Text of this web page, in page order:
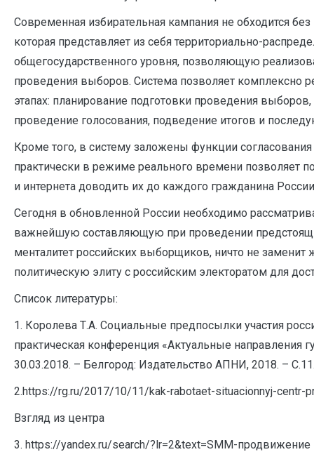
Современная избирательная кампания не обходится
которая представляет из себя территориально-
общегосударственного уровня, позволяющую
проведения выборов. Система позволяет комплексно
этапах: планирование подготовки проведения
проведение голосования, подведение итогов и
Кроме того, в систему заложены функции
практически в режиме реального времени позволяет
и интернета доводить их до каждого гражданина
Сегодня в обновленной России необходимо
важнейшую составляющую при проведении
менталитет российских выборщиков, ничто не
политическую элиту с российским электоратом для
Список литературы:
1. Королева Т.А. Социальные предпосылки участия
практическая конференция «Актуальные направления
30.03.2018. – Белгород: Издательство АПНИ, 2018. –
2.https://rg.ru/2017/10/11/kak-rabotaet-situacionnyj-centr-
Взгляд из центра
3. https://yandex.ru/search/?lr=2&text=SMM-продвижение